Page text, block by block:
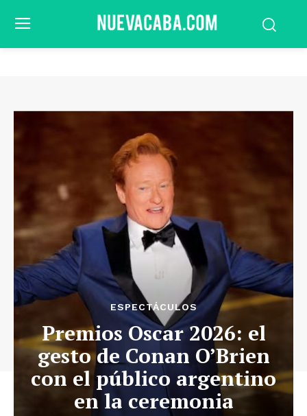
ESPECTÁCULOS
Premios Oscar 2026: el
gesto de Conan O’Brien
con el público argentino
en la ceremonia